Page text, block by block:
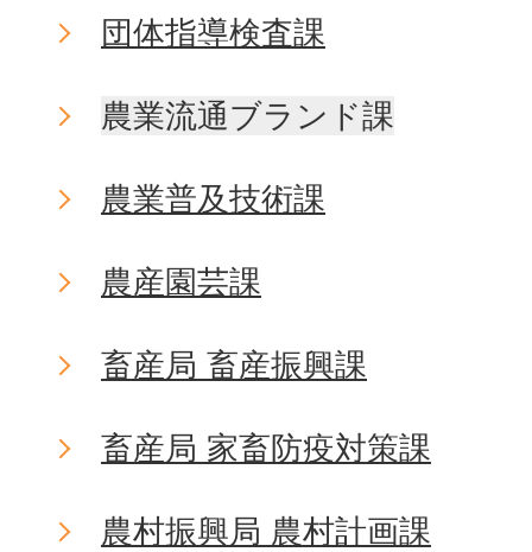
団体指導検査課
農業流通ブランド課
農業普及技術課
農産園芸課
畜産局 畜産振興課
畜産局 家畜防疫対策課
農村振興局 農村計画課